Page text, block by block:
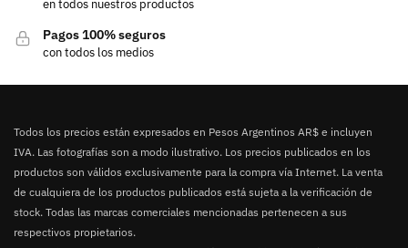
en todos nuestros productos
Pagos 100% seguros
con todos los medios
Todos los precios están expresados en Pesos Argentinos AR$ e incluyen
IVA. Las fotografías son a modo ilustrativo. Los precios publicados en los
productos son válidos exclusivamente para la compra vía Internet. La venta
de cualquiera de los productos publicados está sujeta a la verificación de
stock. Todas las marcas comerciales mencionadas pertenecen a sus
respectivos propietarios.